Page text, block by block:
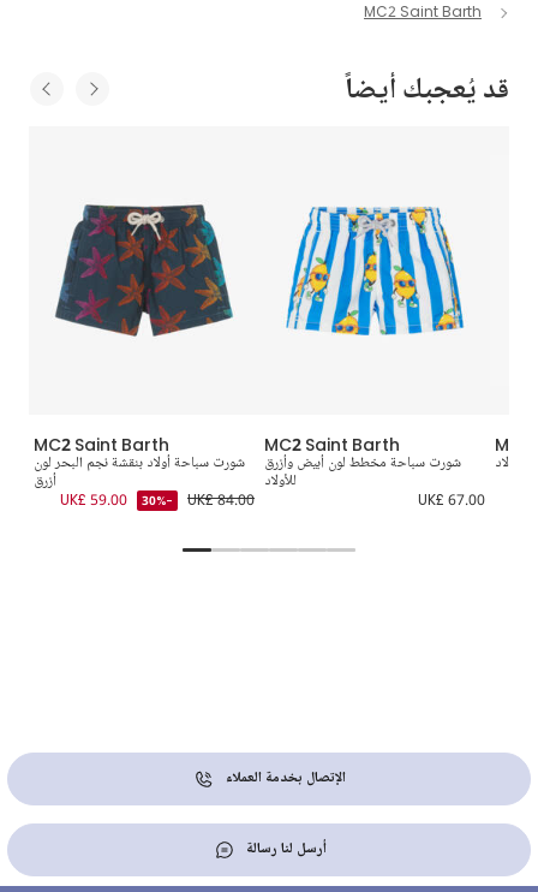
MC2 Saint Barth
قد يُعجبك أيضاً
MC2 Saint Barth
شورت سباحة أولاد بنقشة نجم البحر لون
أزرق
UK£ 84.00
-30%
UK£ 59.00
MC2 Saint Barth
شورت سباحة مخطط لون أبيض وأزرق
للأولاد
UK£ 67.00
الإتصال بخدمة العملاء
أرسل لنا رسالة